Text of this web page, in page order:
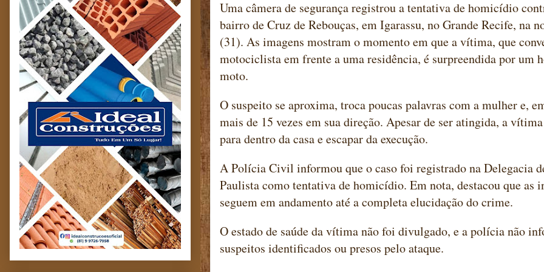
Uma câmera de segurança registrou a tentativa de homicídio
bairro de Cruz de Rebouças, em Igarassu, no Grande Recife, na
(31). As imagens mostram o momento em que a vítima, que
motociclista em frente a uma residência, é surpreendida por um
moto.
O suspeito se aproxima, troca poucas palavras com a mulher e,
mais de 15 vezes em sua direção. Apesar de ser atingida, a
para dentro da casa e escapar da execução.
A Polícia Civil informou que o caso foi registrado na Delegacia
Paulista como tentativa de homicídio. Em nota, destacou que as
seguem em andamento até a completa elucidação do crime.
O estado de saúde da vítima não foi divulgado, e a polícia não
suspeitos identificados ou presos pelo ataque.